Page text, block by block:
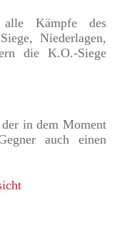
alle Kämpfe des
Niederlagen,
die K.O.-Siege
in dem Moment
auch einen